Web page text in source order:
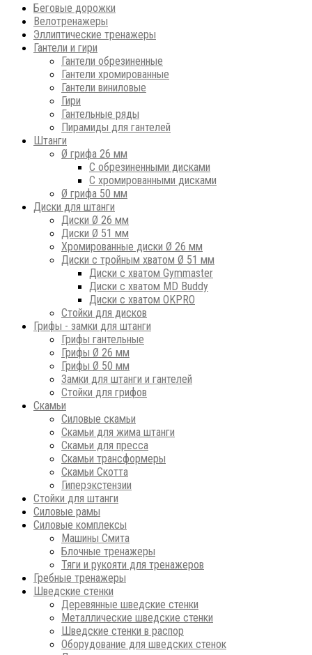
Беговые дорожки
Велотренажеры
Эллиптические тренажеры
Гантели и гири
Гантели обрезиненные
Гантели хромированные
Гантели виниловые
Гири
Гантельные ряды
Пирамиды для гантелей
Штанги
Ø грифа 26 мм
С обрезиненными дисками
С хромированными дисками
Ø грифа 50 мм
Диски для штанги
Диски Ø 26 мм
Диски Ø 51 мм
Хромированные диски Ø 26 мм
Диски с тройным хватом Ø 51 мм
Диски с хватом Gymmaster
Диски с хватом MD Buddy
Диски с хватом OKPRO
Стойки для дисков
Грифы - замки для штанги
Грифы гантельные
Грифы Ø 26 мм
Грифы Ø 50 мм
Замки для штанги и гантелей
Стойки для грифов
Скамьи
Силовые скамьи
Скамьи для жима штанги
Скамьи для пресса
Скамьи трансформеры
Скамьи Скотта
Гиперэкстензии
Стойки для штанги
Силовые рамы
Силовые комплексы
Машины Смита
Блочные тренажеры
Тяги и рукояти для тренажеров
Гребные тренажеры
Шведские стенки
Деревянные шведские стенки
Металлические шведские стенки
Шведские стенки в распор
Оборудование для шведских стенок